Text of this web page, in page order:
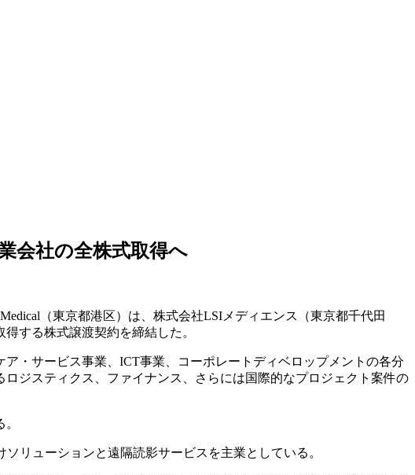
会社の全株式取得へ
（東京都港区）は、株式会社LSIメディエンス（東京都千代田
する株式譲渡契約を締結した。
・サービス事業、ICT事業、コーポレートディベロップメントの各分
ジスティクス、ファイナンス、さらには国際的なプロジェクト案件の
リューションと遠隔読影サービスを主業としている。